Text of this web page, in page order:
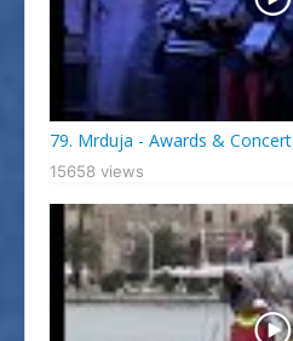
79. Mrduja - Awards & Concert
15658 views